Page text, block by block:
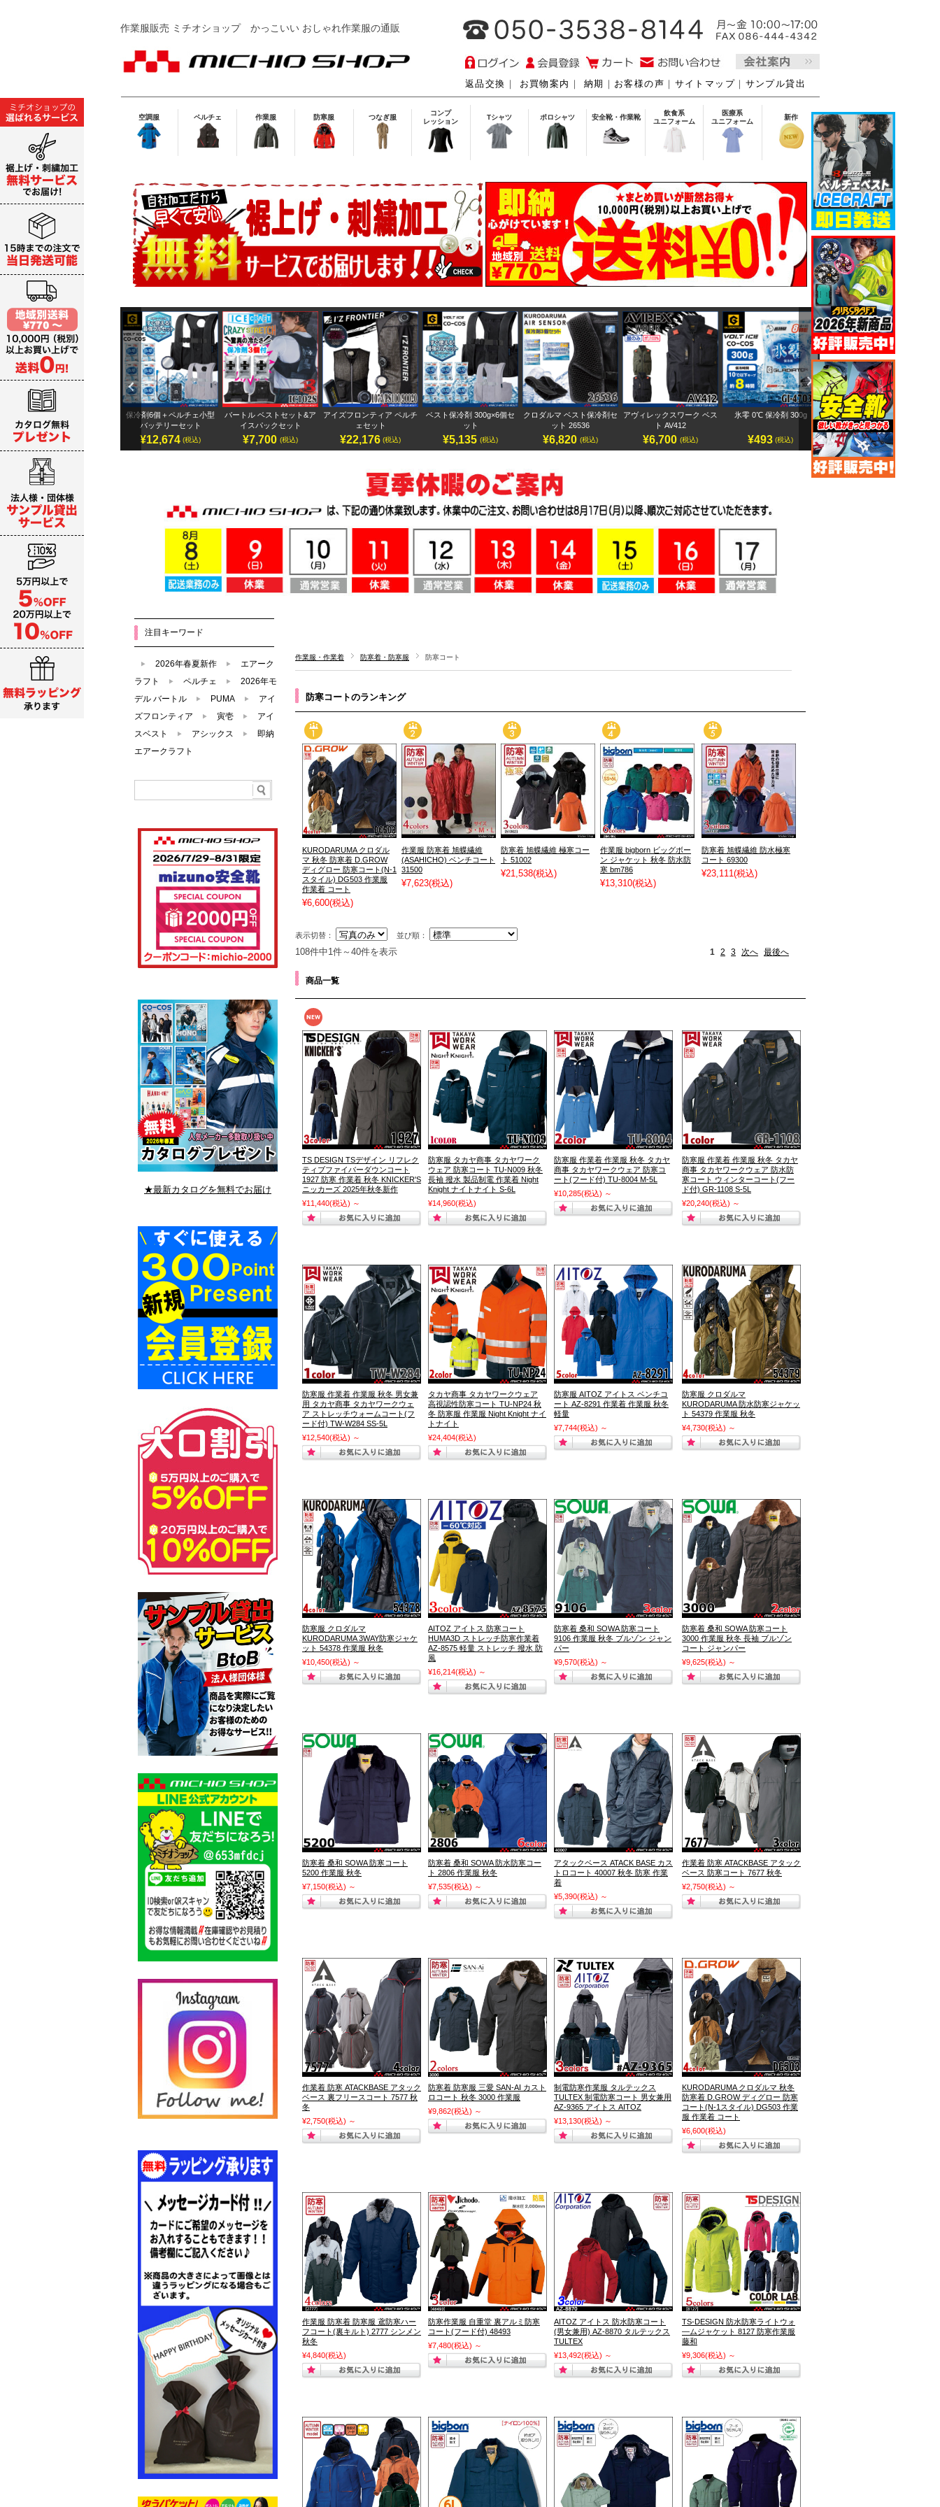
作業服販売 ミチオショップかっこいい おしゃれ作業服の通販
返品交換 ｜ お買物案内 ｜ 納期 ｜ お客様の声 ｜ サイトマップ ｜ サンプル貸出
空調服 ペルチェ 作業服 防寒服 つなぎ服
コンプ
レッション
Tシャツ ポロシャツ 安全靴・作業靴
飲食系
ユニフォーム
医療系
ユニフォーム
新作
Previ
ous
アイズフロンティア 32Vバ
ッテリーセット
¥19,987～
保冷剤6個＋ペルチェ小型
バッテリーセット
¥12,674 (税込)
バートル ベストセット&ア
イスパックセット
¥7,700 (税込)
アイズフロンティア ペルチ
ェセット
¥22,176 (税込)
ベスト保冷剤 300g×6個セ
ット
¥5,135 (税込)
クロダルマ ベスト保冷剤セ
ット 26536
¥6,820 (税込)
アヴィレックスワーク ベス
ト AV412
¥6,700 (税込)
氷零 0℃ 保冷剤 300g
¥493 (税込)
アヴィレックスワーク 半袖
ブルゾン AV413
¥7,500 (税込)
Next
作業服・作業着 防寒着・防寒服 防寒コート
防寒コートのランキング
KURODARUMA クロダル
マ 秋冬 防寒着 D.GROW
ディグロー 防寒コート(N-1
スタイル) DG503 作業服
作業着 コート
¥6,600(税込)
作業服 防寒着 旭蝶繊維
(ASAHICHO) ベンチコート
31500
¥7,623(税込)
防寒着 旭蝶繊維 極寒コー
ト 51002
¥21,538(税込)
作業服 bigborn ビッグボー
ン ジャケット 秋冬 防水防
寒 bm786
¥13,310(税込)
防寒着 旭蝶繊維 防水極寒
コート 69300
¥23,111(税込)
表示切替： 並び順：
108件中1件～40件を表示 1 2 3 次へ 最後へ
商品一覧
TS DESIGN TSデザイン リフレク
ティブファイバーダウンコート
1927 防寒 作業着 秋冬 KNICKER'S
ニッカーズ 2025年秋冬新作
¥11,440(税込) ～
防寒服 タカヤ商事 タカヤワーク
ウェア 防寒コート TU-N009 秋冬
長袖 撥水 製品制電 作業着 Night
Knight ナイトナイト S-6L
¥14,960(税込)
防寒服 作業着 作業服 秋冬 タカヤ
商事 タカヤワークウェア 防寒コ
ート(フード付) TU-8004 M-5L
¥10,285(税込) ～
防寒服 作業着 作業服 秋冬 タカヤ
商事 タカヤワークウェア 防水防
寒コート ウィンターコート(フー
ド付) GR-1108 S-5L
¥20,240(税込) ～
防寒服 作業着 作業服 秋冬 男女兼
用 タカヤ商事 タカヤワークウェ
ア ストレッチウォームコート(フ
ード付) TW-W284 SS-5L
¥12,540(税込) ～
タカヤ商事 タカヤワークウェア
高視認性防寒コート TU-NP24 秋
冬 防寒服 作業服 Night Knight ナイ
トナイト
¥24,404(税込)
防寒服 AITOZ アイトス ベンチコ
ート AZ-8291 作業着 作業服 秋冬
軽量
¥7,744(税込) ～
防寒服 クロダルマ
KURODARUMA 防水防寒ジャケッ
ト 54379 作業服 秋冬
¥4,730(税込) ～
防寒服 クロダルマ
KURODARUMA 3WAY防寒ジャケ
ット 54378 作業服 秋冬
¥10,450(税込) ～
AITOZ アイトス 防寒コート
HUMA3D ストレッチ防寒作業着
AZ-8575 軽量 ストレッチ 撥水 防
風
¥16,214(税込) ～
防寒着 桑和 SOWA 防寒コート
9106 作業服 秋冬 ブルゾン ジャン
パー
¥9,570(税込) ～
防寒着 桑和 SOWA 防寒コート
3000 作業服 秋冬 長袖 ブルゾン
コート ジャンパー
¥9,625(税込) ～
防寒着 桑和 SOWA 防寒コート
5200 作業服 秋冬
¥7,150(税込) ～
防寒着 桑和 SOWA 防水防寒コー
ト 2806 作業服 秋冬
¥7,535(税込) ～
アタックベース ATACK BASE カス
トロコート 40007 秋冬 防寒 作業
着
¥5,390(税込) ～
作業着 防寒 ATACKBASE アタック
ベース 防寒コート 7677 秋冬
¥2,750(税込) ～
作業着 防寒 ATACKBASE アタック
ベース 裏フリースコート 7577 秋
冬
¥2,750(税込) ～
防寒着 防寒服 三愛 SAN-AI カスト
ロコート 秋冬 3000 作業服
¥9,862(税込) ～
制電防寒作業服 タルテックス
TULTEX 制電防寒コート 男女兼用
AZ-9365 アイトス AITOZ
¥13,130(税込) ～
KURODARUMA クロダルマ 秋冬
防寒着 D.GROW ディグロー 防寒
コート(N-1スタイル) DG503 作業
服 作業着 コート
¥6,600(税込)
作業服 防寒着 防寒服 鳶防寒ハー
フコート(裏キルト) 2777 シンメン
秋冬
¥4,840(税込)
防寒作業服 自重堂 裏アルミ防寒
コート(フード付) 48493
¥7,480(税込) ～
AITOZ アイトス 防水防寒コート
(男女兼用) AZ-8870 タルテックス
TULTEX
¥13,492(税込) ～
TS-DESIGN 防水防寒ライトウォ
―ムジャケット 8127 防寒作業服
藤和
¥9,306(税込) ～
注目キーワード
2026年春夏新作
エアーク
ラフト
ペルチェ
2026年モ
デル バートル
PUMA
アイ
ズフロンティア
寅壱
アイ
スベスト
アシックス
即納
エアークラフト
★最新カタログを無料でお届け